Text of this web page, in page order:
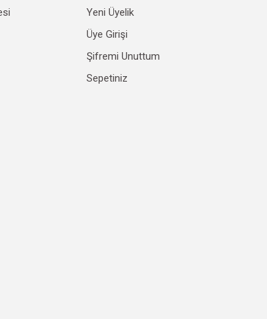
Gönder
Yeni Üyelik
Üye Girişi
Şifremi Unuttum
Sepetiniz